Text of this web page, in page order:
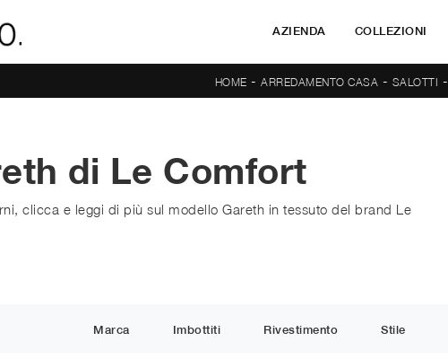
AZIENDA COLLEZIONI
HOME - ARREDAMENTO CASA - SALOTTI -
di Le Comfort
clicca e leggi di più sul modello Gareth in tessuto del brand Le
Marca Imbottiti Rivestimento Stile